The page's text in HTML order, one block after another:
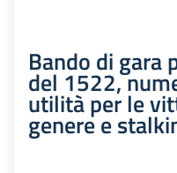
Bando di gara
del 1522,
utilità per le
genere e